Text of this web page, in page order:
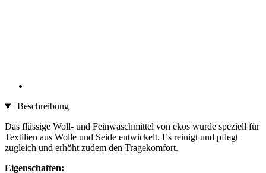
Beschreibung
Das flüssige Woll- und Feinwaschmittel von ekos wurde speziell für
Textilien aus Wolle und Seide entwickelt. Es reinigt und pflegt
zugleich und erhöht zudem den Tragekomfort.
Eigenschaften: